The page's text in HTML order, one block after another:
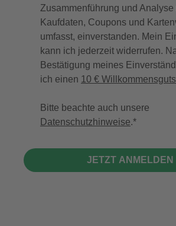
Zusammenführung und Analyse
Kaufdaten, Coupons und
umfasst, einverstanden. Mein
kann ich jederzeit widerrufen.
Bestätigung meines
ich einen 10 €
Bitte beachte auch unsere
Datenschutzhinweise.
JETZT ANMELDEN